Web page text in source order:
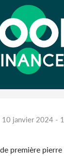
janvier 2024 -
première